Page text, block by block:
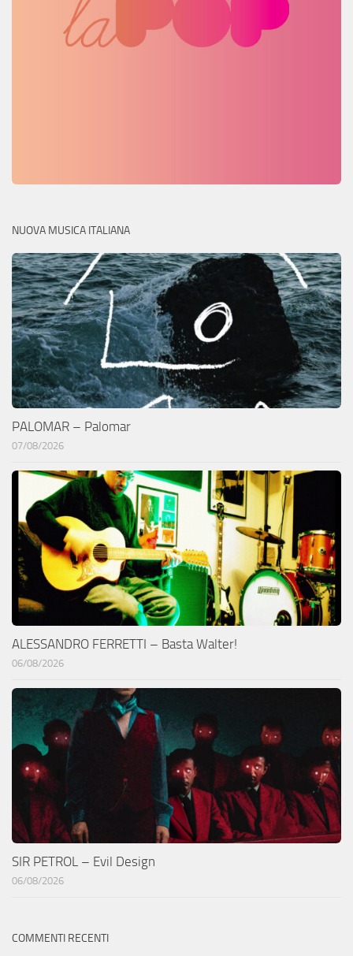
NUOVA MUSICA ITALIANA
PALOMAR – Palomar
07/08/2026
ALESSANDRO FERRETTI – Basta Walter!
06/08/2026
SIR PETROL – Evil Design
06/08/2026
COMMENTI RECENTI